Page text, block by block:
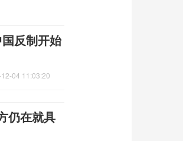
反制开始
04 11:03:20
仍在就具